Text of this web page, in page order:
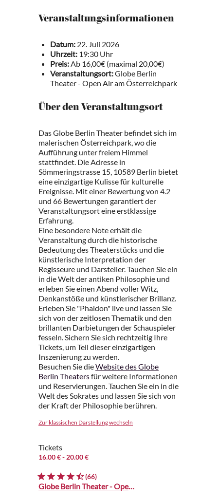
Veranstaltungsinformationen
Datum: 22. Juli 2026
Uhrzeit: 19:30 Uhr
Preis:Ab 16,00€ (maximal 20,00€)
Veranstaltungsort:Globe Berlin
Theater - Open Air am Österreichpark
Über den Veranstaltungsort
Das Globe Berlin Theater befindet sich im
malerischen Österreichpark, wo die
Aufführung unter freiem Himmel
stattfindet. Die Adresse in
Sömmeringstrasse 15, 10589 Berlin bietet
eine einzigartige Kulisse für kulturelle
Ereignisse. Mit einer Bewertung von 4.2
und 66 Bewertungen garantiert der
Veranstaltungsort eine erstklassige
Erfahrung.
Eine besondere Note erhält die
Veranstaltung durch die historische
Bedeutung des Theaterstücks und die
künstlerische Interpretation der
Regisseure und Darsteller. Tauchen Sie ein
in die Welt der antiken Philosophie und
erleben Sie einen Abend voller Witz,
Denkanstöße und künstlerischer Brillanz.
Erleben Sie "Phaidon" live und lassen Sie
sich von der zeitlosen Thematik und den
brillanten Darbietungen der Schauspieler
fesseln. Sichern Sie sich rechtzeitig Ihre
Tickets, um Teil dieser einzigartigen
Inszenierung zu werden.
Besuchen Sie dieWebsite des Globe
Berlin Theatersfür weitere Informationen
und Reservierungen. Tauchen Sie ein in die
Welt des Sokrates und lassen Sie sich von
der Kraft der Philosophie berühren.
Zur klassischen Darstellung wechseln
Tickets
16.00 €- 20.00 €
(66)
Globe Berlin Theater - Open Air am Österreichpark